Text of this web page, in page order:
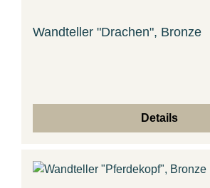
Wandteller "Drachen", Bronze
Details